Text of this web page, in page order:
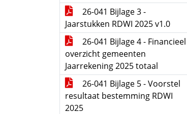
26-041 Bijlage 3 -
Jaarstukken RDWI 2025 v1.0
26-041 Bijlage 4 - Financieel
overzicht gemeenten
Jaarrekening 2025 totaal
26-041 Bijlage 5 - Voorstel
resultaat bestemming RDWI
2025